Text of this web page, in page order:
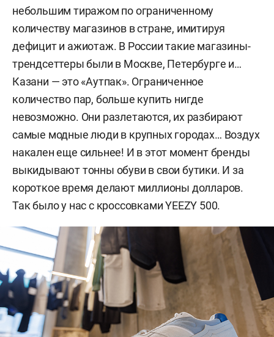
небольшим тиражом по ограниченному
количеству магазинов в стране, имитируя
дефицит и ажиотаж. В России такие магазины-
трендсеттеры были в Москве, Петербурге и…
Казани — это «Аутпак». Ограниченное
количество пар, больше купить нигде
невозможно. Они разлетаются, их разбирают
самые модные люди в крупных городах… Воздух
накален еще сильнее! И в этот момент бренды
выкидывают тонны обуви в свои бутики. И за
короткое время делают миллионы долларов.
Так было у нас с кроссовками YEEZY 500.